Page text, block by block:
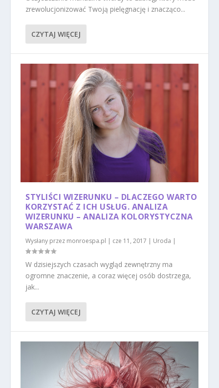
zrewolucjonizować Twoją pielęgnację i znacząco...
CZYTAJ WIĘCEJ
STYLIŚCI WIZERUNKU – DLACZEGO WARTO
KORZYSTAĆ Z ICH USŁUG. ANALIZA
WIZERUNKU – ANALIZA KOLORYSTYCZNA
WARSZAWA
Wysłany przez monroespa.pl | cze 11, 2017 | Uroda |
W dzisiejszych czasach wygląd zewnętrzny ma
ogromne znaczenie, a coraz więcej osób dostrzega,
jak...
CZYTAJ WIĘCEJ